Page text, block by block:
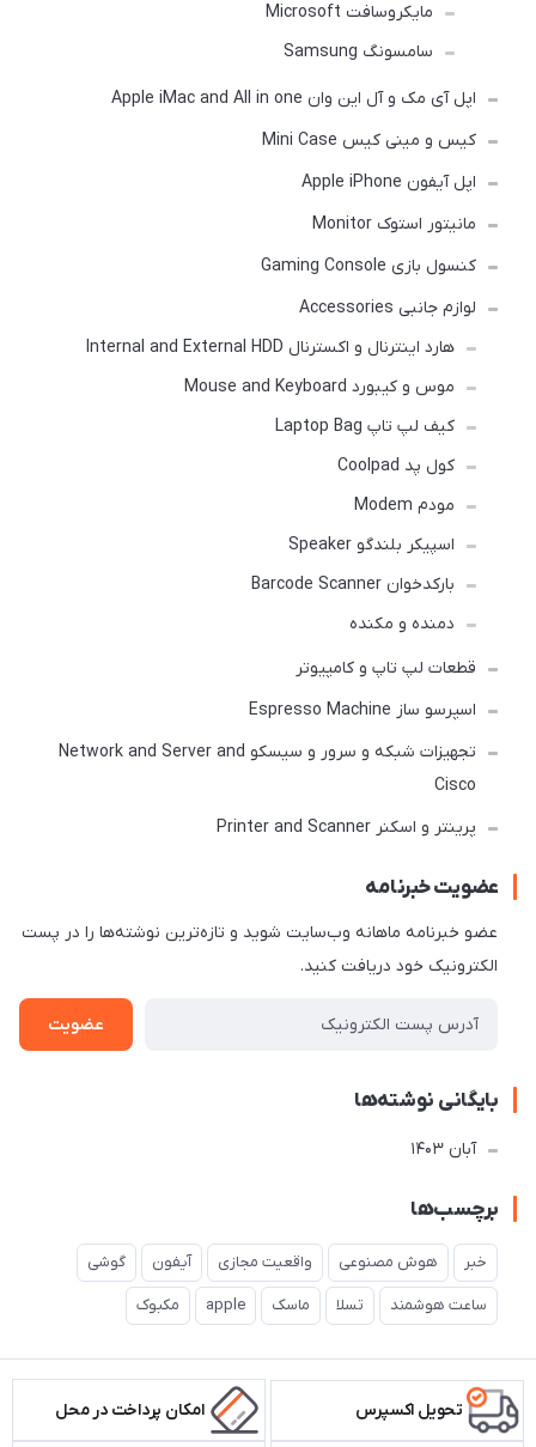
مایکروسافت Microsoft
سامسونگ Samsung
اپل آی مک و آل این وان Apple iMac and All in one
کیس و مینی کیس Mini Case
اپل آیفون Apple iPhone
مانیتور استوک Monitor
کنسول بازی Gaming Console
لوازم جانبی Accessories
هارد اینترنال و اکسترنال Internal and External HDD
موس و کیبورد Mouse and Keyboard
کیف لپ تاپ Laptop Bag
کول پد Coolpad
مودم Modem
اسپیکر بلندگو Speaker
بارکدخوان Barcode Scanner
دمنده و مکنده
قطعات لپ تاپ و کامپیوتر
اسپرسو ساز Espresso Machine
تجهیزات شبکه و سرور و سیسکو Network and Server and
Cisco
پرینتر و اسکنر Printer and Scanner
عضویت خبرنامه
عضو خبرنامه ماهانه وب‌سایت شوید و تازه‌ترین نوشته‌ها را در پست
الکترونیک خود دریافت کنید.
عضویت
بایگانی نوشته‌ها
آبان 1403
برچسب‌ها
خبر هوش مصنوعی واقعیت مجازی آیفون گوشی
ساعت هوشمند تسلا ماسک apple مکبوک
تحویل اکسپرس امکان پرداخت در محل